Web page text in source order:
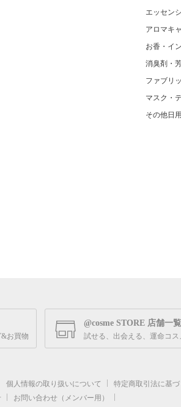
エッセン
アロマキ
お香・イ
消臭剤・
ファブリ
マスク・
その他日
お買物
@cosme STORE 店舗一覧
試せる、出会える、運命コス
個人情報の取り扱いについて 特定商取引法に基
お問い合わせ（メンバー用）